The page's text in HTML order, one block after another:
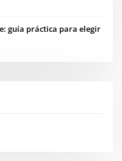
guía práctica para elegir